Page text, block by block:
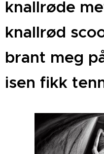
knallrøde
knallrød
brant meg
isen fikk